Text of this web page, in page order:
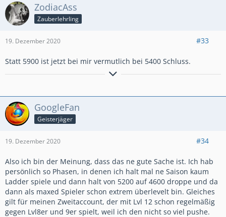
ZodiacAss
Zauberlehrling
19. Dezember 2020 #33
Statt 5900 ist jetzt bei mir vermutlich bei 5400 Schluss.
Mitglied der grenzüberschreitenden
Mitglied der
🏔️ Bergspitze 🏔️
(seit 2020)
Meldet euch gern, wenn ihr einen Platz in einem Clan sucht.
Kontakt:
https://discord.gg/cpX2Kqu
oder per PN hier im Forum
GoogleFan
Geisterjäger
19. Dezember 2020 #34
Also ich bin der Meinung, dass das ne gute Sache ist. Ich hab
persönlich so Phasen, in denen ich halt mal ne Saison kaum
Ladder spiele und dann halt von 5200 auf 4600 droppe und da
dann als maxed Spieler schon extrem überlevelt bin. Gleiches
gilt für meinen Zweitaccount, der mit Lvl 12 schon regelmäßig
gegen Lvl8er und 9er spielt, weil ich den nicht so viel pushe.